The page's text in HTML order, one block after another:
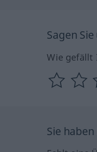
Sagen
Wie gefällt
Sie